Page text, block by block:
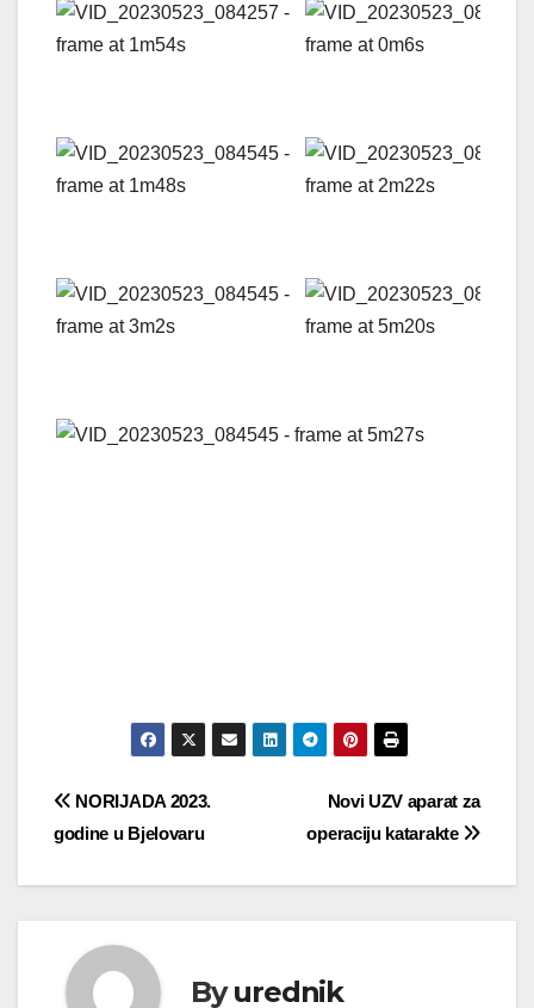
Navigacija
objava
Novi UZV aparat za
operaciju katarakte
NORIJADA 2023.
godine u Bjelovaru
Byurednik